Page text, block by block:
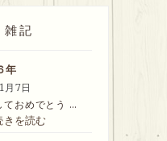
記
年
月7日
ておめでとう …
を読む